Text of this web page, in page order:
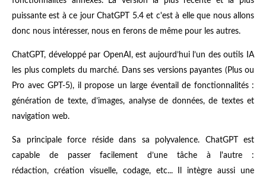
puissante est à ce jour ChatGPT 5.4 et c'est à elle que nous allons
donc nous intéresser, nous en ferons de même pour les autres.
ChatGPT, développé par OpenAI, est aujourd’hui l’un des outils IA
les plus complets du marché. Dans ses versions payantes (Plus ou
Pro avec GPT-5), il propose un large éventail de fonctionnalités :
génération de texte, d’images, analyse de données, de textes et
navigation web.
Sa principale force réside dans sa polyvalence. ChatGPT est
capable de passer facilement d’une tâche à l'autre :
rédaction, création visuelle, codage, etc... Il intègre aussi une